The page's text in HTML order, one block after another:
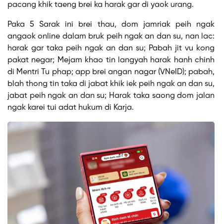
pacang khik taeng brei ka harak gar di yaok urang.
Paka 5 Sarak ini brei thau, dom jamriak peih ngak
angaok online dalam bruk peih ngak an dan su, nan lac:
harak gar taka peih ngak an dan su; Pabah jit vu kong
pakat negar; Mejam khao tin langyah harak hanh chinh
di Mentri Tu phap; app brei angan nagar (VNeID); pabah,
blah thong tin taka di jabat khik iek peih ngak an dan su,
jabat peih ngak an dan su; Harak taka saong dom jalan
ngak karei tui adat hukum di Karja.